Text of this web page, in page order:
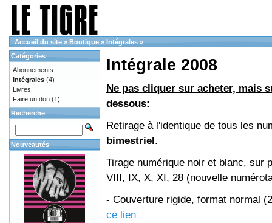
Accueil du site » Boutique » Intégrales »
Intégrale 2008
Ne pas cliquer sur acheter, mais
dessous:
Retirage à l'identique de tous les
bimestriel.
Tirage numérique noir et blanc, sur
VIII, IX, X, XI, 28 (nouvelle
- Couverture rigide, format normal
ce lien
Catégories
Abonnements
Intégrales (4)
Livres
Faire un don (1)
Recherche
Nouveautés